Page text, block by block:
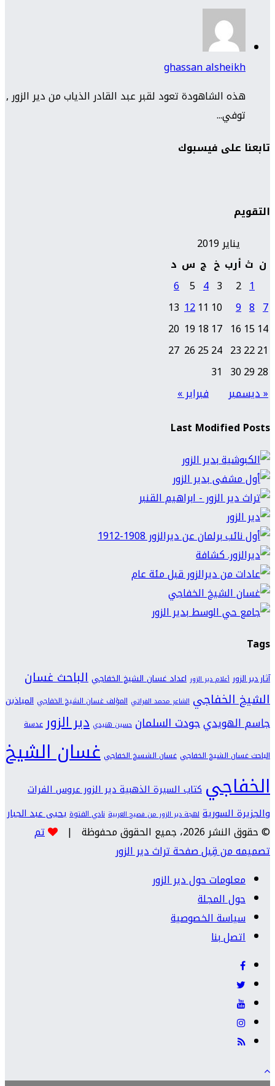
ghassan alsheikh
هذه الشاهودة تعود لقبر عبد القادر الذياب من دير الزور ,
توفي...
تابعنا على فيسبوك
التقويم
يناير 2019
ن ث أرب خ ج س د
« ديسمبر فبراير »
1
2
3
4
5
6
7
8
9
10
11
12
13
14
15
16
17
18
19
20
21
22
23
24
25
26
27
28
29
30
31
Last Modified Posts
Tags
آثار دير الزور أعلام دير الزور اعداد غسان الشيخ الخفاجي الباحث غسان
الشيخ الخفاجي الشاعر محمد الفراتي المؤلف غسان الشيخ الخفاجي المياذين
جاسم الهويديجودت السلمان حسين هنيدي دير الزور عدسة
الباحث غسان الشيخ الخفاجي غسان الشسخ الخفاجي غسان الشيخ
الخفاجي كتاب السيرة الذهبية دير الزور عروس الفرات
والجزيرة السورية لهجة دير الزور من فصيح العربية نادي الفتوة يحيى عبد الجبار
© حقوق النشر 2026، جميع الحقوق محفوظة |
تم
تصميمه من قِبل صفحة تراث دير الزور
معلومات حول دير الزور
حول المجلة
سياسة الخصوصية
اتصل بنا